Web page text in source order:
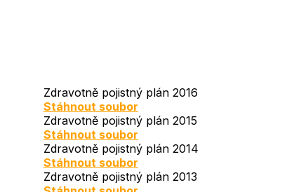
Zdravotně pojistný plán 2016
Document
Stáhnout soubor
Zdravotně pojistný plán 2015
Document
Stáhnout soubor
Zdravotně pojistný plán 2014
Document
Stáhnout soubor
Zdravotně pojistný plán 2013